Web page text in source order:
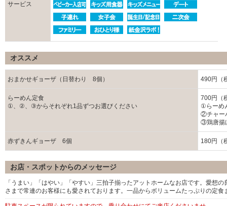
サービス
オススメ
おまかせギョーザ（日替わり 8個） 490円（
らーめん定食
①、②、③からそれぞれ1品ずつお選びください
700円（
①らーめ
②チャー
③鶏唐揚
赤ずきんギョーザ 6個 180円（
お店・スポットからのメッセージ
「うまい」「はやい」「やすい」三拍子揃ったアットホームなお店です。愛想
さまで常連のお客様にも愛されております。一品からボリュームたっぷりの定